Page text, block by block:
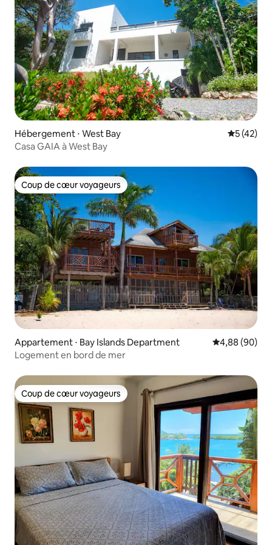
Hébergement ⋅ West Bay
5 (42)
Casa GAIA à West Bay
Coup de cœur voyageurs
Coup de cœur voyageurs
Appartement ⋅ Bay Islands Department Évaluation
4,88 (90)
Logement en bord de mer
Coup de cœur voyageurs
Coup de cœur voyageurs